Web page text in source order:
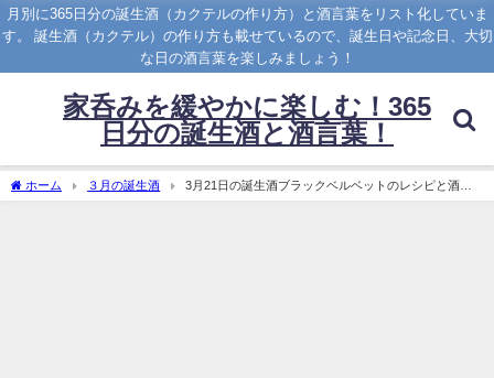
月別に365日分の誕生酒（カクテルの作り方）と酒言葉をリスト化していま
す。 誕生酒（カクテル）の作り方も載せているので、誕生日や記念日、大切
な日の酒言葉を楽しみましょう！
家呑みを緩やかに楽しむ！365
日分の誕生酒と酒言葉！
ホーム ３月の誕生酒
3月21日の誕生酒ブラックベルベットのレシピと酒言
葉